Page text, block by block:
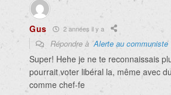
Gus 2 années il y a
Répondre àAlerte au communiste
Super! Hehe je ne te reconnaissais
pourrait voter libéral la, même avec
comme chef-fe